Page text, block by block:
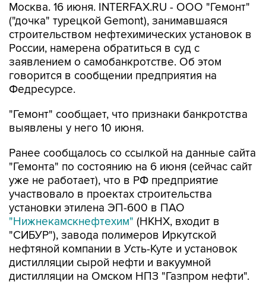
Москва. 16 июня. INTERFAX.RU - ООО "Гемонт"
("дочка" турецкой Gemont), занимавшаяся
строительством нефтехимических установок в
России, намерена обратиться в суд с
заявлением о самобанкротстве. Об этом
говорится в сообщении предприятия на
Федресурсе.
"Гемонт" сообщает, что признаки банкротства
выявлены у него 10 июня.
Ранее сообщалось со ссылкой на данные сайта
"Гемонта" по состоянию на 6 июня (сейчас сайт
уже не работает), что в РФ предприятие
участвовало в проектах строительства
установки этилена ЭП-600 в ПАО
"Нижнекамскнефтехим" (НКНХ, входит в
"СИБУР"), завода полимеров Иркутской
нефтяной компании в Усть-Куте и установок
дистилляции сырой нефти и вакуумной
дистилляции на Омском НПЗ "Газпром нефти".